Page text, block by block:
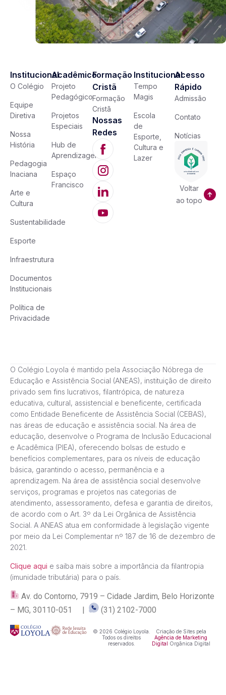
Institucional
O Colégio
Equipe
Diretiva
Nossa
História
Pedagogia
Inaciana
Arte e
Cultura
Sustentabilidade
Esporte
Infraestrutura
Documentos
Institucionais
Política de
Privacidade
Acadêmico
Projeto
Pedagógico
Projetos
Especiais
Hub de
Aprendizagem
Espaço
Francisco
Formação
Cristã
Formação
Cristã
Nossas
Redes
Institucional
Tempo
Magis
Escola
de
Esporte,
Cultura e
Lazer
Acesso
Rápido
Admissão
Contato
Notícias
Voltar
ao topo
O Colégio Loyola é mantido pela Associação Nóbrega de
Educação e Assistência Social (ANEAS), instituição de direito
privado sem fins lucrativos, filantrópica, de natureza
educativa, cultural, assistencial e beneficente, certificada
como Entidade Beneficente de Assistência Social (CEBAS),
nas áreas de educação e assistência social. Na área de
educação, desenvolve o Programa de Inclusão Educacional
e Acadêmica (PIEA), oferecendo bolsas de estudo e
benefícios complementares, para os níveis de educação
básica, garantindo o acesso, permanência e a
aprendizagem. Na área de assistência social desenvolve
serviços, programas e projetos nas categorias de
atendimento, assessoramento, defesa e garantia de direitos,
de acordo com o Art. 3º da Lei Orgânica de Assistência
Social. A ANEAS atua em conformidade à legislação vigente
por meio da Lei Complementar nº 187 de 16 de dezembro de
2021.
Clique aqui e saiba mais sobre a importância da filantropia
(imunidade tributária) para o país.
Av. do Contorno, 7919 – Cidade Jardim, Belo Horizonte
– MG, 30110-051 |
(31) 2102-7000
© 2026 Colégio Loyola.
Todos os direitos
reservados.
Criação de Sites pela
Agência de Marketing
Digital
Orgânica Digital